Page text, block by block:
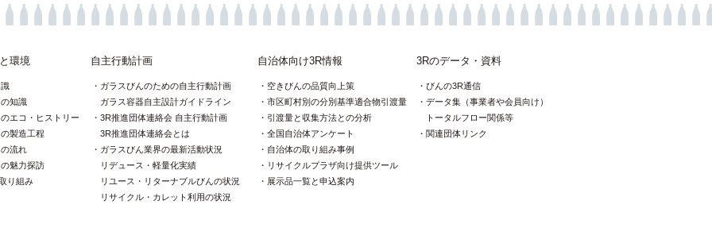
環境
知識
エコ・ヒストリー
製造工程
流れ
魅力探訪
り組み
自主行動計画
ガラスびんのための自主行動計画
ガラス容器自主設計ガイドライン
3R推進団体連絡会 自主行動計画
3R推進団体連絡会とは
ガラスびん業界の最新活動状況
リデュース・軽量化実績
リユース・リターナブルびんの状況
リサイクル・カレット利用の状況
自治体向け3R情報
空きびんの品質向上策
市区町村別の分別基準適合物引渡量
引渡量と収集方法との分析
全国自治体アンケート
自治体の取り組み事例
リサイクルプラザ向け提供ツール
展示品一覧と申込案内
3Rのデータ・資料
びんの3R通信
データ集（事業者や会員向け）
トータルフロー関係等
関連団体リンク